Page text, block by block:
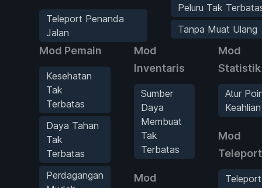
Teleport Penanda
Jalan
Peluru Tak
Tanpa Muat Ulang
Mod Pemain
Kesehatan
Tak
Terbatas
Daya Tahan
Tak
Terbatas
Perdagangan
Mod
Inventaris
Sumber
Daya
Membuat
Tak
Terbatas
Mod
Mod
Statistik
Atur
Keahlian
Mod
Teleport